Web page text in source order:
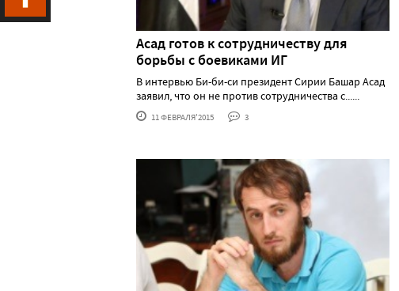
Асад готов к сотрудничеству для
борьбы с боевиками ИГ
В интервью Би-би-си президент Сирии Башар Асад
заявил, что он не против сотрудничества с......
11 ФЕВРАЛЯ'2015 3